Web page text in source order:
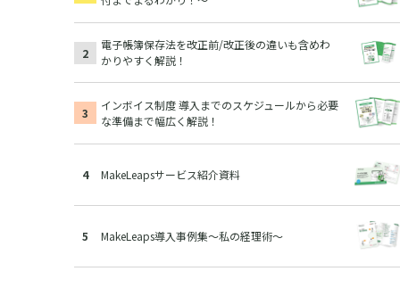
電子帳簿保存法を改正前/改正後の違いも含めわ
かりやすく解説！
インボイス制度 導入までのスケジュールから必要
な準備まで幅広く解説！
MakeLeapsサービス紹介資料
MakeLeaps導入事例集～私の経理術～